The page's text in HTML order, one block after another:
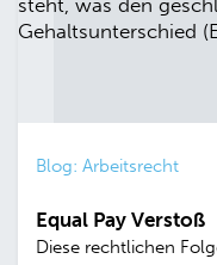
Blog: Arbeitsrecht
Equal Pay Verstoß
Diese rechtlichen